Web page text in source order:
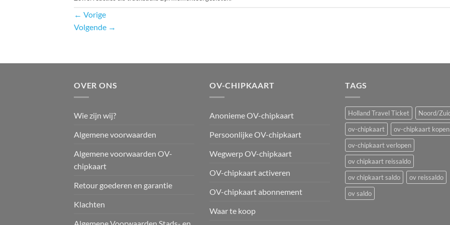
← Vorige
Volgende →
OVER ONS
Wie zijn wij?
Algemene voorwaarden
Algemene voorwaarden OV-
chipkaart
Retour goederen en garantie
Klachten
OV-CHIPKAART
Anonieme OV-chipkaart
Persoonlijke OV-chipkaart
Wegwerp OV-chipkaart
OV-chipkaart activeren
OV-chipkaart abonnement
Waar te koop
TAGS
Holland Travel Ticket
Noord/
ov-chipkaart
ov-chipkaart kopen
ov-chipkaart verlopen
ov chipkaart reissaldo
ov chipkaart saldo
ov reissaldo
ov saldo